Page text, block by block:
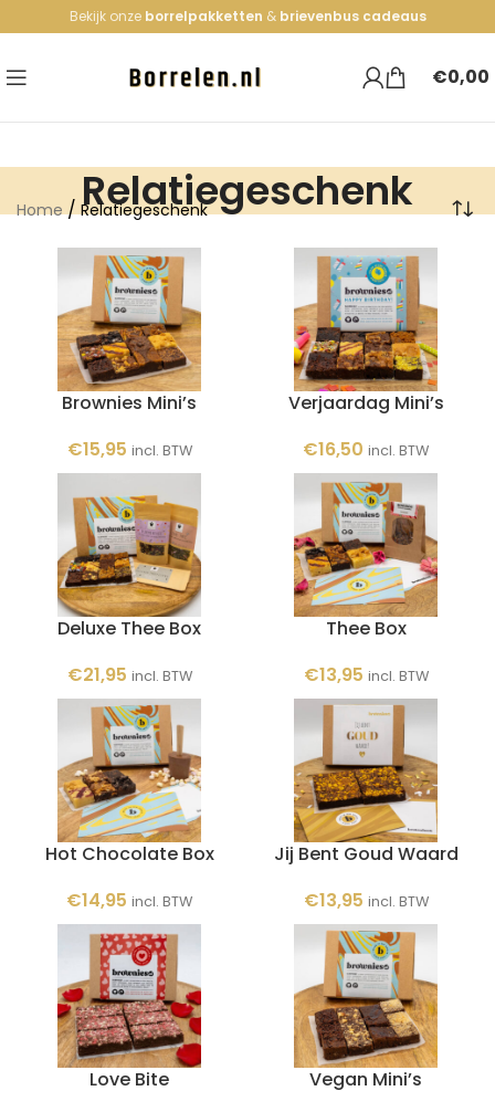
Bekijk onze borrelpakketten & brievenbus cadeaus
€0,00
Relatiegeschenk
Home/Relatiegeschenk
Brownies Mini’s
€15,95 incl. BTW
Verjaardag Mini’s
€16,50 incl. BTW
Deluxe Thee Box
€21,95 incl. BTW
Thee Box
€13,95 incl. BTW
Hot Chocolate Box
€14,95 incl. BTW
Jij Bent Goud Waard
€13,95 incl. BTW
Love Bite
Vegan Mini’s